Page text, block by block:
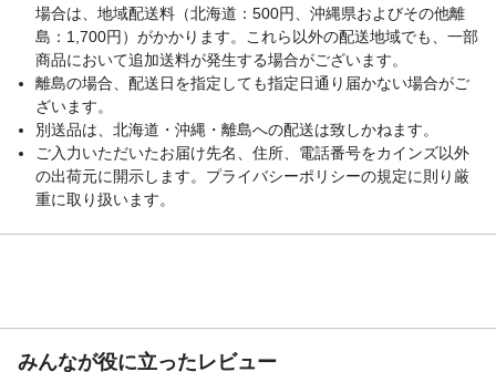
場合は、地域配送料（北海道：500円、沖縄県およびその他離
島：1,700円）がかかります。これら以外の配送地域でも、一部
商品において追加送料が発生する場合がございます。
離島の場合、配送日を指定しても指定日通り届かない場合がご
ざいます。
別送品は、北海道・沖縄・離島への配送は致しかねます。
ご入力いただいたお届け先名、住所、電話番号をカインズ以外
の出荷元に開示します。プライバシーポリシーの規定に則り厳
重に取り扱います。
みんなが役に立ったレビュー